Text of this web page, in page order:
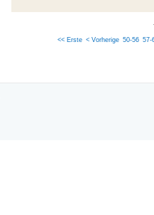
<< Erste < Vorherige 50-56 57-